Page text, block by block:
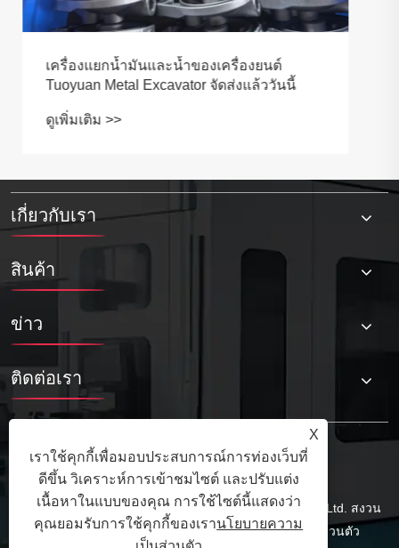
เกี่ยวกับเรา
สินค้า
ข่าว
ติดต่อเรา
ลิขสิทธิ์ © 2025 Qingdao Tuoyuan Metal Products Co., Ltd. สงวน
ลิขสิทธิ์ Links Sitemap RSS XML นโยบายความเป็นส่วนตัว
X
เราใช้คุกกี้เพื่อมอบประสบการณ์การท่องเว็บที่
ดีขึ้น วิเคราะห์การเข้าชมไซต์ และปรับแต่ง
เนื้อหาในแบบของคุณ การใช้ไซต์นี้แสดงว่า
คุณยอมรับการใช้คุกกี้ของเรานโยบายความ